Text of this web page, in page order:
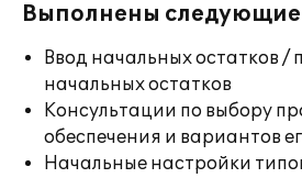
Выполнены
Ввод начальных остатков /
начальных остатков
Консультации по выбору
обеспечения и вариантов
Начальные настройки